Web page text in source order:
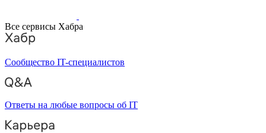
Все сервисы Хабра
Сообщество IT-специалистов
Ответы на любые вопросы об IT